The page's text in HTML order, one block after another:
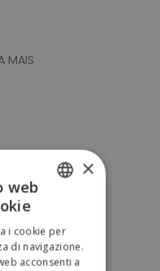
MAIS
ENGLISH
×
web
i cookie per
di navigazione.
acconsenti a